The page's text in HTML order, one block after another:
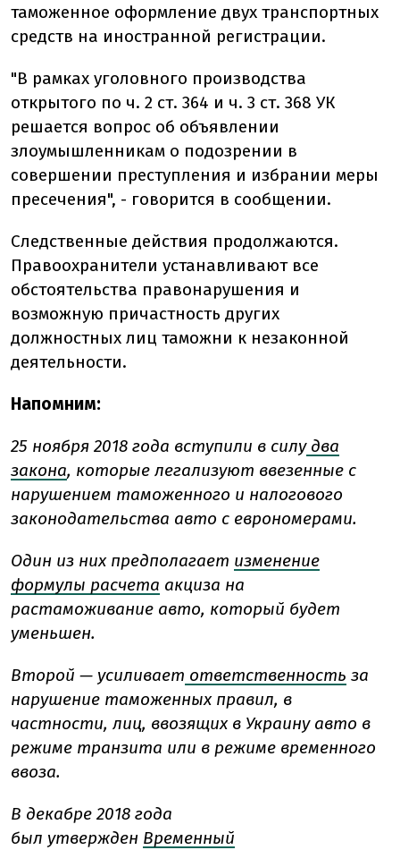
таможенное оформление двух транспортных
средств на иностранной регистрации.
"В рамках уголовного производства
открытого по ч. 2 ст. 364 и ч. 3 ст. 368 УК
решается вопрос об объявлении
злоумышленникам о подозрении в
совершении преступления и избрании меры
пресечения", - говорится в сообщении.
Следственные действия продолжаются.
Правоохранители устанавливают все
обстоятельства правонарушения и
возможную причастность других
должностных лиц таможни к незаконной
деятельности.
Напомним:
25 ноября 2018 года вступили в силудва
закона, которые легализуют ввезенные с
нарушением таможенного и налогового
законодательства авто с еврономерами.
Один из них предполагает изменение
формулы расчета акциза на
растаможивание авто, который будет
уменьшен.
Второй — усиливает ответственность за
нарушение таможенных правил, в
частности, лиц, ввозящих в Украину авто в
режиме транзита или в режиме временного
ввоза.
В декабре 2018 года
был утвержден Временный